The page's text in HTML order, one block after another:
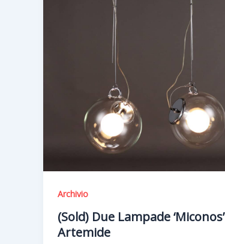
Archivio
(Sold) Due Lampade ‘Miconos’
Artemide